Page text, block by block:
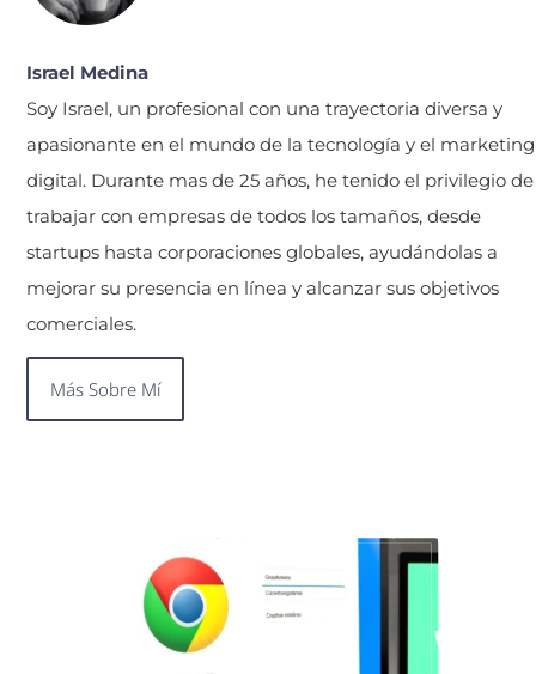
Israel Medina
Soy Israel, un profesional con una trayectoria diversa y
apasionante en el mundo de la tecnología y el marketing
digital. Durante mas de 25 años, he tenido el privilegio de
trabajar con empresas de todos los tamaños, desde
startups hasta corporaciones globales, ayudándolas a
mejorar su presencia en línea y alcanzar sus objetivos
comerciales.
Más Sobre Mí